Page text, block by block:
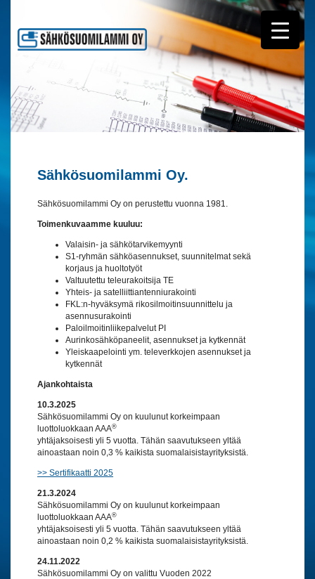
Sähkösuomilammi Oy.
Sähkösuomilammi Oy on perustettu vuonna 1981.
Toimenkuvaamme kuuluu:
Valaisin- ja sähkötarvikemyynti
S1-ryhmän sähköasennukset, suunnitelmat sekä
korjaus ja huoltotyöt
Valtuutettu teleurakoitsija TE
Yhteis- ja satelliittiantenniurakointi
FKL:n-hyväksymä rikosilmoitinsuunnittelu ja
asennusurakointi
Paloilmoitinliikepalvelut PI
Aurinkosähköpaneelit, asennukset ja kytkennät
Yleiskaapelointi ym. televerkkojen asennukset ja
kytkennät
Ajankohtaista
10.3.2025
Sähkösuomilammi Oy on kuulunut korkeimpaan
luottoluokkaan AAA®
yhtäjaksoisesti yli 5 vuotta. Tähän saavutukseen yltää
ainoastaan noin 0,3 % kaikista suomalaisistayrityksistä.
>> Sertifikaatti 2025
21.3.2024
Sähkösuomilammi Oy on kuulunut korkeimpaan
luottoluokkaan AAA®
yhtäjaksoisesti yli 5 vuotta. Tähän saavutukseen yltää
ainoastaan noin 0,2 % kaikista suomalaisistayrityksistä.
24.11.2022
Sähkösuomilammi Oy on valittu Vuoden 2022